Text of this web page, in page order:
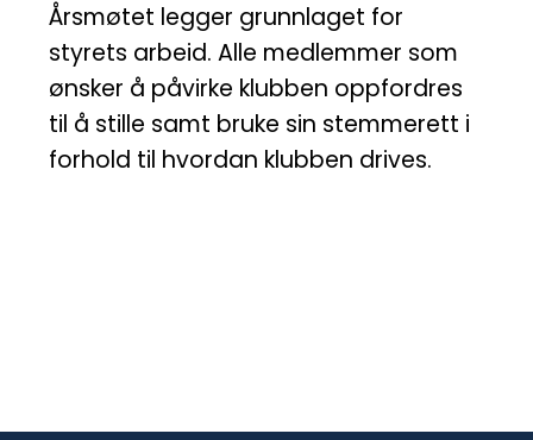
Årsmøtet legger grunnlaget for
styrets arbeid. Alle medlemmer som
ønsker å påvirke klubben oppfordres
til å stille samt bruke sin stemmerett i
forhold til hvordan klubben drives.